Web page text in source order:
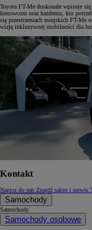
Toyota FT-Me doskonale wpisuje
kierowcom oraz każdemu, kto
się przestrzeniach miejskich FT-Me
wizję inkluzywnej mobilności dla
Kontakt
Napisz do nas Znajdź salon i serwis
Samochody
Samochody
Samochody osobowe